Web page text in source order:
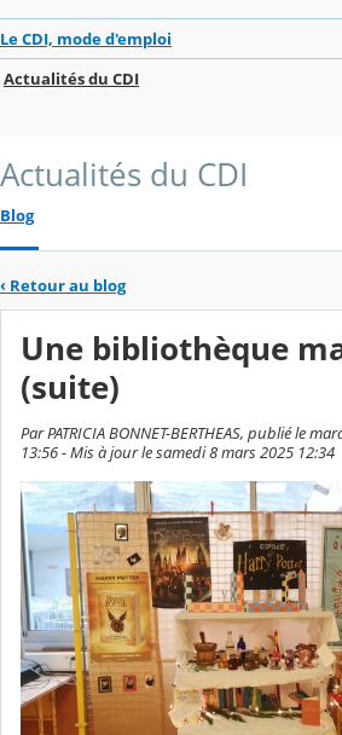
Le CDI, mode d'emploi
Actualités du CDI
Actualités du CDI
Blog
‹ Retour au blog
Une bibliothèque
(suite)
Par PATRICIA BONNET-BERTHEAS, publié le
13:56 - Mis à jour le samedi 8 mars 2025 12:34